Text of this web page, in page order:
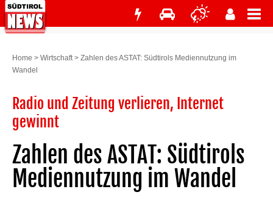
Home > Wirtschaft> Zahlen des ASTAT: Südtirols Mediennutzung im
Wandel
Radio und Zeitung verlieren, Internet
gewinnt
Zahlen des ASTAT: Südtirols
Mediennutzung im Wandel